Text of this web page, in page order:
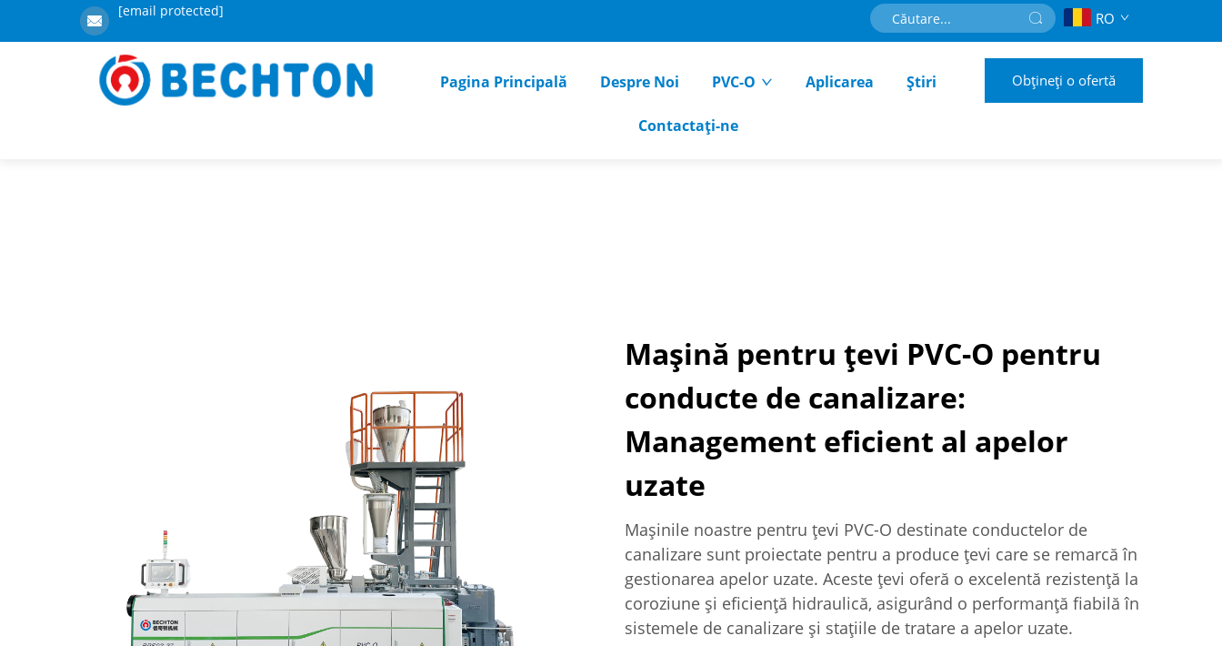
[email protected] RO
Pagina Principală Despre Noi PVC-O Aplicarea Știri
Contactați-ne
Obțineți o ofertă
Mașină pentru țevi PVC-O pentru
conducte de canalizare:
Management eficient al apelor
uzate
Mașinile noastre pentru țevi PVC-O destinate conductelor de
canalizare sunt proiectate pentru a produce țevi care se remarcă în
gestionarea apelor uzate. Aceste țevi oferă o excelentă rezistență la
coroziune și eficiență hidraulică, asigurând o performanță fiabilă în
sistemele de canalizare și stațiile de tratare a apelor uzate.